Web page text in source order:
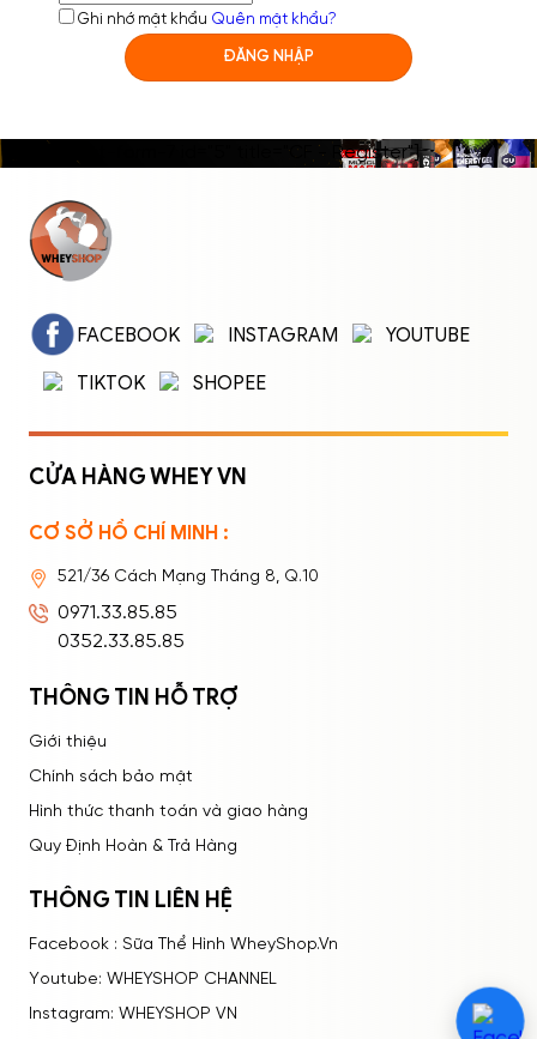
Ghi nhớ mật khẩu Quên mật khẩu?
ĐĂNG NHẬP
Nhập tên đăng nhập/email và mật khẩu để
Ghi nhớ mật khẩu
[contact-form-7 id="5" title="CF - Register"]
FACEBOOK INSTAGRAM
YOUTUBE
TIKTOK
SHOPEE
CỬA HÀNG WHEY VN
CƠ SỞ HỒ CHÍ MINH :
521/36 Cách Mạng Tháng 8, Q.10
0971.33.85.85
0352.33.85.85
THÔNG TIN HỖ TRỢ
Giới thiệu
Chính sách bảo mật
Hình thức thanh toán và giao hàng
Quy Định Hoàn & Trả Hàng
THÔNG TIN LIÊN HỆ
Facebook : Sữa Thể Hình WheyShop.Vn
Youtube: WHEYSHOP CHANNEL
Instagram: WHEYSHOP VN